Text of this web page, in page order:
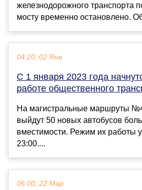
железнодорожного транспорта
мосту временно остановлено. Об
04:20, 02 Янв
С 1 января 2023 года
работе общественного
На магистральные маршруты
выйдут 50 новых автобусов
вместимости. Режим их работы
23:00....
06:00, 22 Мар